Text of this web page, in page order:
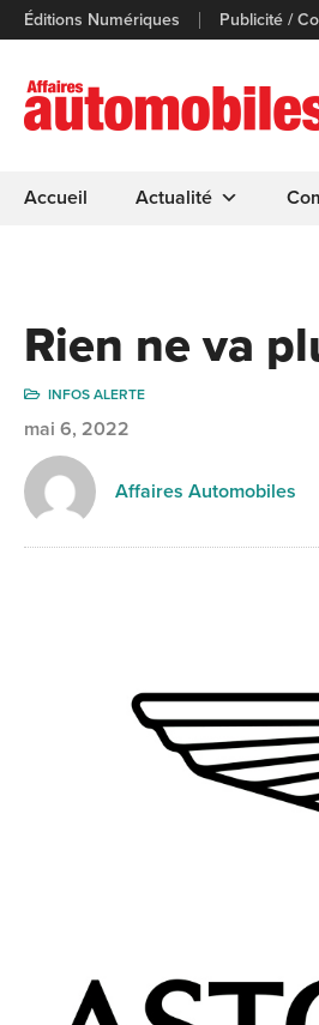
Éditions Numériques Publicité /
Accueil Actualité
Rien ne va
INFOS ALERTE
mai 6, 2022
Affaires Automobiles